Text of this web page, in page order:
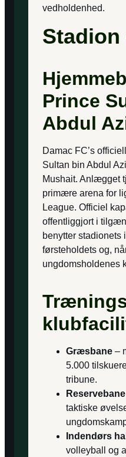
vedholdenhed.
Prince
Abdul
Damac FC’s
Sultan bin Abdul
Mushait. Anlægget
primære arena for
League. Officiel
offentliggjort i
benytter stadionets
førsteholdets og,
ungdomsholdenes
Græsbane –
5.000
tribune.
taktiske
Indendørs
volleyball og